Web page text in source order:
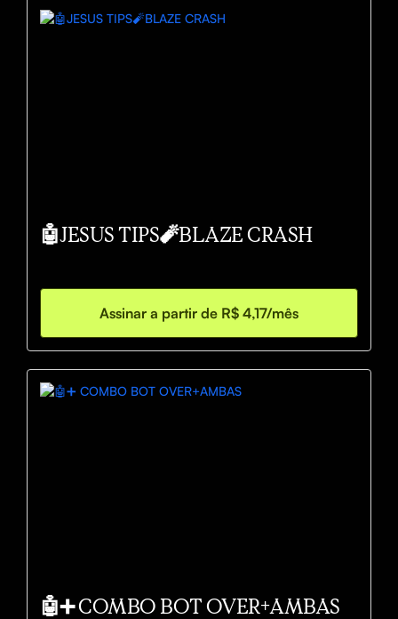
🤖JESUS TIPS🧨BLAZE CRASH
Assinar a partir de R$ 4,17/mês
🤖➕ COMBO BOT OVER+AMBAS